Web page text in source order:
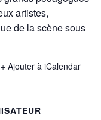
artistes,
de la scène sous
+ Ajouter à iCalendar